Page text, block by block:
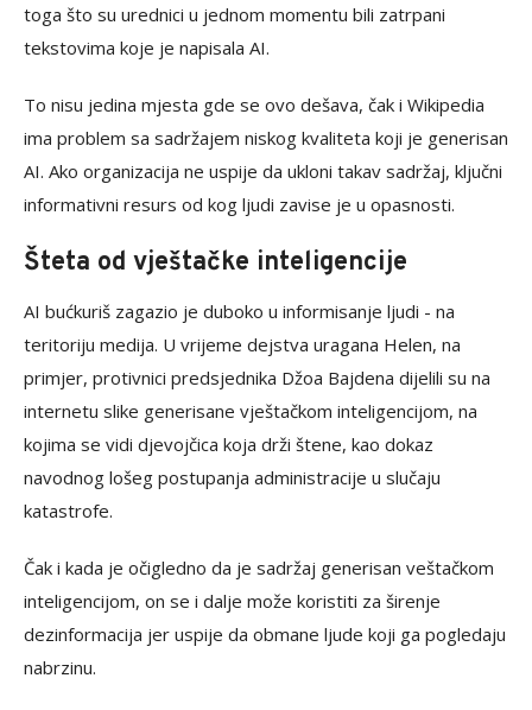
toga što su urednici u jednom momentu bili zatrpani
tekstovima koje je napisala AI.
To nisu jedina mjesta gde se ovo dešava, čak i Wikipedia
ima problem sa sadržajem niskog kvaliteta koji je generisan
AI. Ako organizacija ne uspije da ukloni takav sadržaj, ključni
informativni resurs od kog ljudi zavise je u opasnosti.
Šteta od vještačke inteligencije
AI bućkuriš zagazio je duboko u informisanje ljudi - na
teritoriju medija. U vrijeme dejstva uragana Helen, na
primjer, protivnici predsjednika Džoa Bajdena dijelili su na
internetu slike generisane vještačkom inteligencijom, na
kojima se vidi djevojčica koja drži štene, kao dokaz
navodnog lošeg postupanja administracije u slučaju
katastrofe.
Čak i kada je očigledno da je sadržaj generisan veštačkom
inteligencijom, on se i dalje može koristiti za širenje
dezinformacija jer uspije da obmane ljude koji ga pogledaju
nabrzinu.